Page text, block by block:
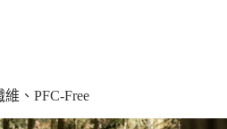
、PFC-Free